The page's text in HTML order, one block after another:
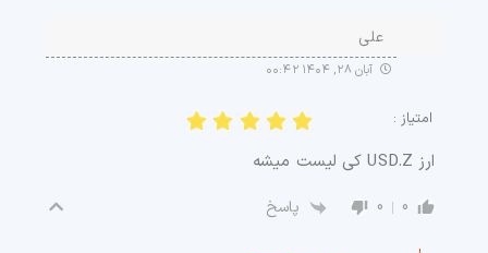
علی
آبان ۲۸, ۱۴۰۴ ۰۰:۴۲
امتیاز :
ارز USD.Z کی لیست میشه
0
0 پاسخ